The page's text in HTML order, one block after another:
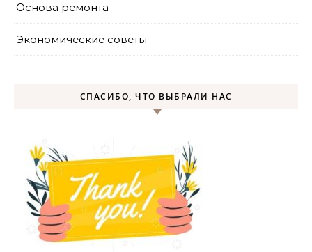
Основа ремонта
Экономические советы
СПАСИБО, ЧТО ВЫБРАЛИ НАС